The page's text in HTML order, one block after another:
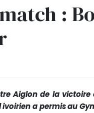
:
Aiglon de la
a permis au